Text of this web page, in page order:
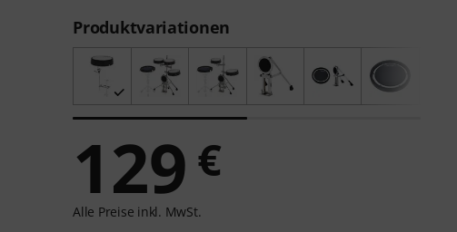
Produktvariationen
129 €
Alle Preise inkl. MwSt.